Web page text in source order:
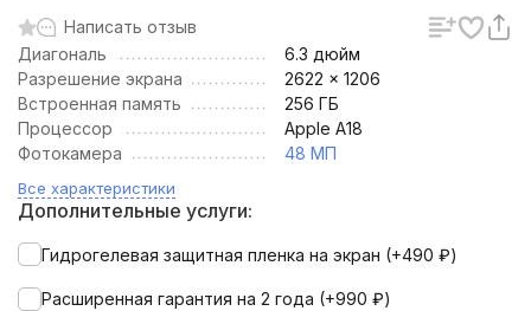
Написать отзыв
Диагональ
6.3 дюйм
Разрешение экрана
2622 × 1206
Встроенная память
256 ГБ
Процессор
Apple A18
Фотокамера
48 МП
Все характеристики
Дополнительные услуги:
Гидрогелевая защитная пленка на экран (+490 ₽)
Расширенная гарантия на 2 года (+990 ₽)